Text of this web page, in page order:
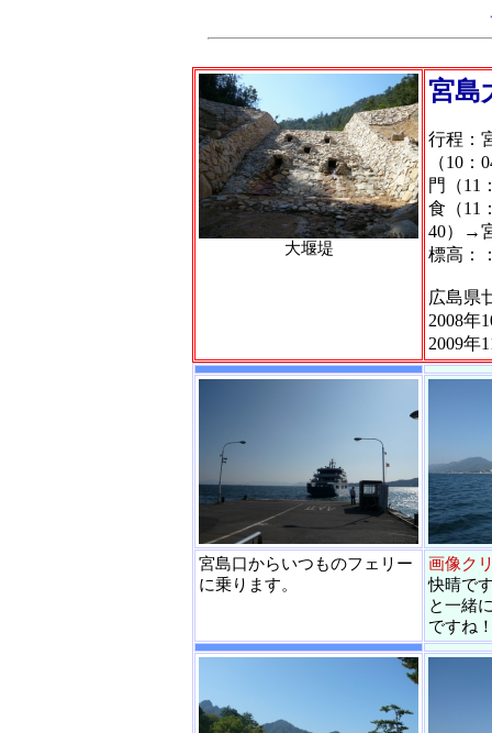
大堰堤
宮島
行程：
（10
門（11
食（11
40）→
標高：
広島県
2008年
2009年
宮島口からいつものフェリー
に乗ります。
画像ク
快晴で
と一緒
ですね